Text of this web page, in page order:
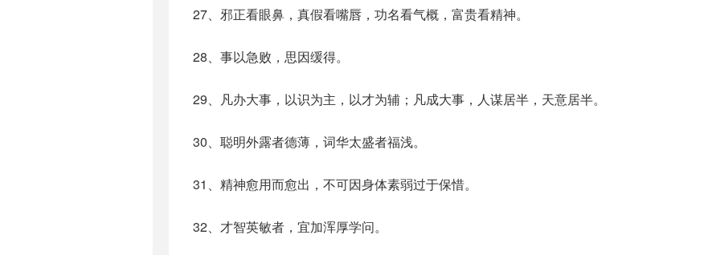
27、邪正看眼鼻，真假看嘴唇，功名看气概，富贵看精神。
28、事以急败，思因缓得。
29、凡办大事，以识为主，以才为辅；凡成大事，人谋居半，天意居半。
30、聪明外露者德薄，词华太盛者福浅。
31、精神愈用而愈出，不可因身体素弱过于保惜。
32、才智英敏者，宜加浑厚学问。